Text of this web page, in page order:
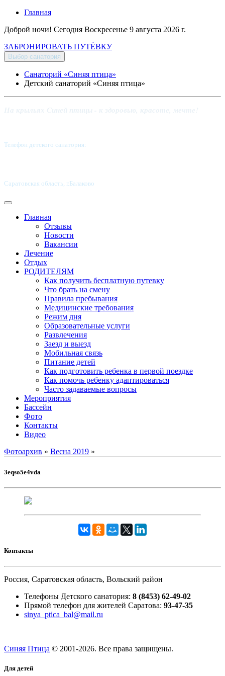
Главная
Доброй ночи! Сегодня Воскресенье 9 августа 2026 г.
ЗАБРОНИРОВАТЬ ПУТЁВКУ
Выбор санатория
Санаторий «Синяя птица»
Детский санаторий «Синяя птица»
Телефон детского санатория:
Саратовская область, г.Балаково
Главная
Отзывы
Новости
Вакансии
Лечение
Отдых
РОДИТЕЛЯМ
Как получить бесплатную путевку
Что брать на смену
Правила пребывания
Медицинские требования
Режим дня
Образовательные услуги
Развлечения
Заезд и выезд
Мобильная связь
Питание детей
Как подготовить ребенка в первой поездке
Как помочь ребенку адаптироваться
Часто задаваемые вопросы
Мероприятия
Бассейн
Фото
Контакты
Видео
Фотоархив » Весна 2019 »
3eqso5e4vda
Контакты
Россия, Саратовская область, Вольский район
Телефоны Детского санатория: 8 (8453) 62-49-02
Прямой телефон для жителей Саратова: 93-47-35
sinya_ptica_bal@mail.ru
Синяя Птица © 2001-2026. Все права защищены.
Для детей